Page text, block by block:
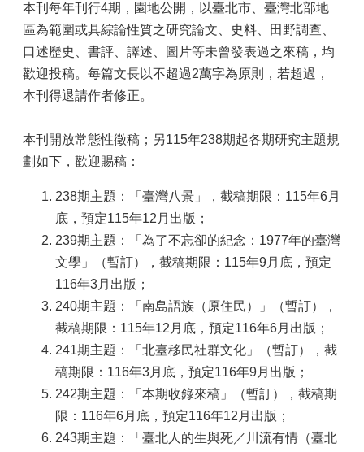
本刊每年刊行4期，園地公開，以臺北市、臺灣北部地
區為範圍或具綜論性質之研究論文、史料、田野調查、
口述歷史、書評、譯述、圖片等未曾發表過之來稿，均
歡迎投稿。每篇文長以不超過2萬字為原則，若超過，
本刊得退請作者修正。
本刊開放常態性徵稿；另115年238期起各期研究主題規
劃如下，歡迎賜稿：
238期主題：「臺灣八景」，截稿期限：115年6月
底，預定115年12月出版；
239期主題：「為了不忘卻的紀念：1977年的臺灣
文學」（暫訂），截稿期限：115年9月底，預定
116年3月出版；
240期主題：「南島語族（原住民）」（暫訂），
截稿期限：115年12月底，預定116年6月出版；
241期主題：「北臺移民社群文化」（暫訂），截
稿期限：116年3月底，預定116年9月出版；
242期主題：「本期收錄來稿」（暫訂），截稿期
限：116年6月底，預定116年12月出版；
243期主題：「臺北人的生與死／川流有情（臺北